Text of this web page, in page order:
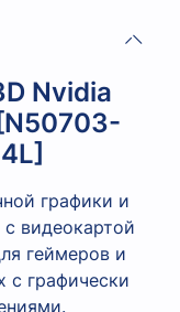
Nvidia
графики и
видеокартой
геймеров и
с графически